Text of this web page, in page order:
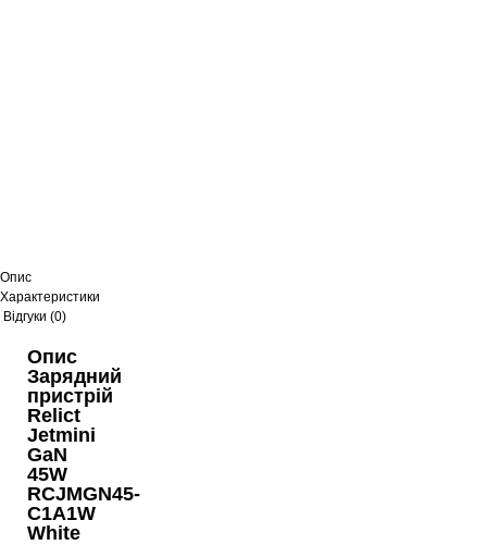
Опис
Характеристики
Відгуки (0)
Опис
Зарядний
пристрій
Relict
Jetmini
GaN
45W
RCJMGN45-
C1A1W
White